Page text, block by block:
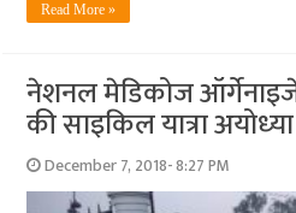
Read More »
नेशनल मेडिकोज
की साइकिल यात्रा
December 7, 2018- 8:27 PM